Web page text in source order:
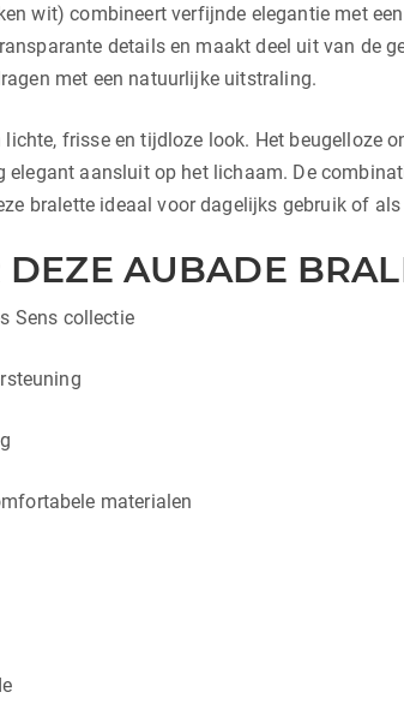
wit) combineert verfijnde elegantie met
details en maakt deel uit van de
met een natuurlijke uitstraling.
frisse en tijdloze look. Het beugelloze
aansluit op het lichaam. De
bralette ideaal voor dagelijks gebruik of
AUBADE
Sens collectie
materialen